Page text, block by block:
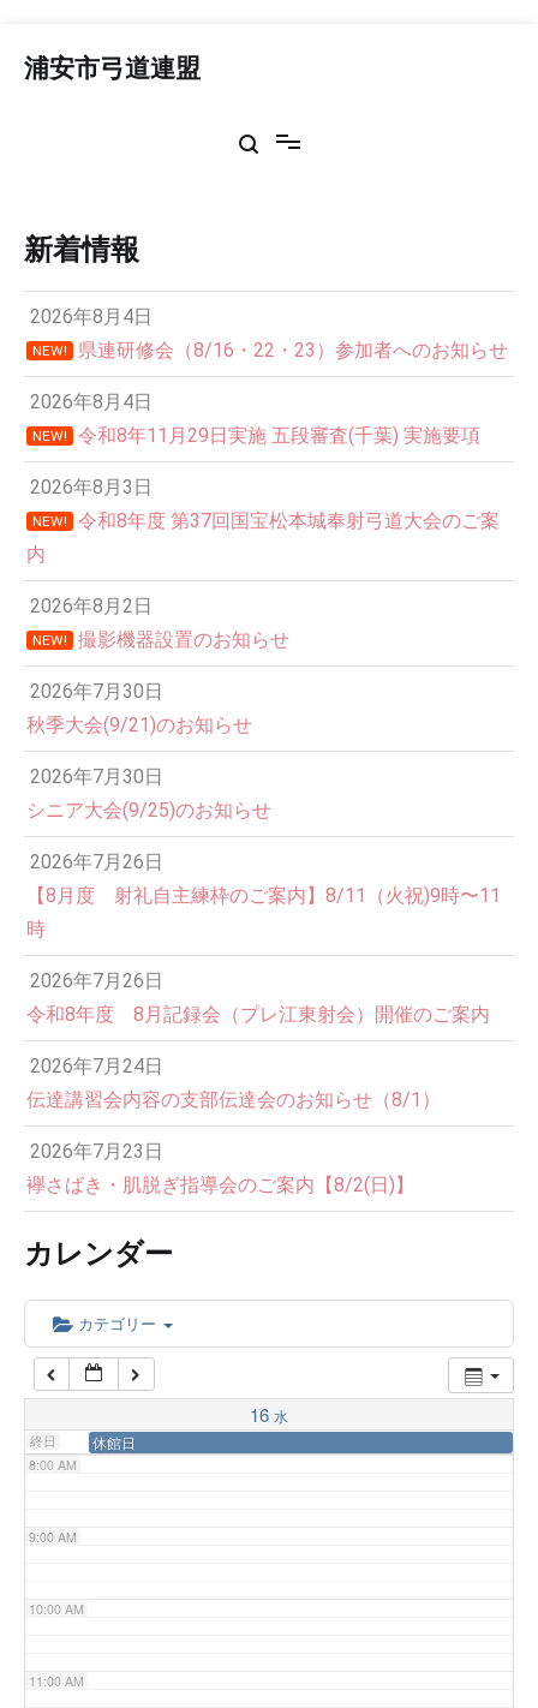
浦安市弓道連盟
新着情報
2026年8月4日
NEW! 県連研修会（8/16・22・23）参加者へのお知らせ
2026年8月4日
NEW! 令和8年11月29日実施 五段審査(千葉) 実施要項
2026年8月3日
NEW!
令和8年度 第37回国宝松本城奉射弓道大会のご案
内
2026年8月2日
NEW! 撮影機器設置のお知らせ
2026年7月30日
秋季大会(9/21)のお知らせ
2026年7月30日
シニア大会(9/25)のお知らせ
2026年7月26日
【8月度 射礼自主練枠のご案内】8/11（火祝)9時〜11
時
2026年7月26日
令和8年度 8月記録会（プレ江東射会）開催のご案内
2026年7月24日
伝達講習会内容の支部伝達会のお知らせ（8/1）
2026年7月23日
襷さばき・肌脱ぎ指導会のご案内【8/2(日)】
カレンダー
カテゴリー
16 水
終日 休館日
12:00 AM
1:00 AM
3:00 AM
4:00 AM
5:00 AM
6:00 AM
7:00 AM
8:00 AM
9:00 AM
10:00 AM
11:00 AM